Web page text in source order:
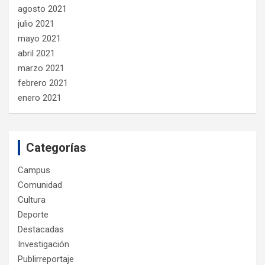
agosto 2021
julio 2021
mayo 2021
abril 2021
marzo 2021
febrero 2021
enero 2021
Categorías
Campus
Comunidad
Cultura
Deporte
Destacadas
Investigación
Publirreportaje